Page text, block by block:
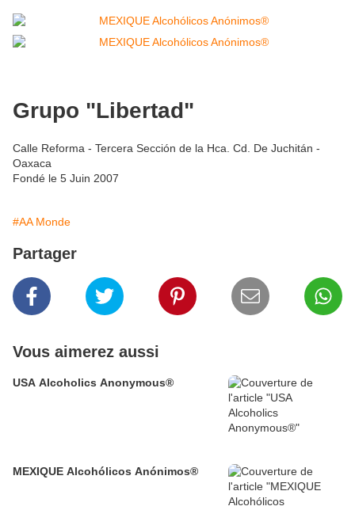
Grupo "Libertad"
Calle Reforma - Tercera Sección de la Hca. Cd. De Juchitán -
Oaxaca
Fondé le 5 Juin 2007
#AA Monde
Partager
Vous aimerez aussi
USA Alcoholics Anonymous®
MEXIQUE Alcohólicos Anónimos®